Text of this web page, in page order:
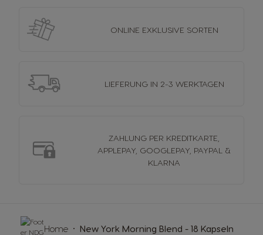
ONLINE EXKLUSIVE SORTEN
LIEFERUNGIN 2-3 WERKTAGEN
ZAHLUNG PER KREDITKARTE,
APPLEPAY, GOOGLEPAY, PAYPAL &
KLARNA
Home New York Morning Blend - 18 Kapseln